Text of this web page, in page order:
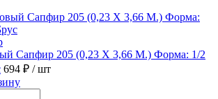
Сапфир 205 (0,23 Х 3,66 М.) Форма: 1/2
694 ₽ / шт